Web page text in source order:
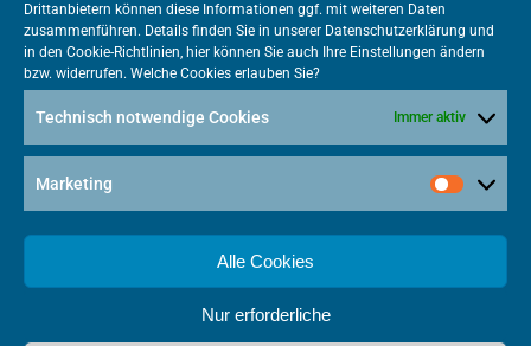
Drittanbietern können diese Informationen ggf. mit weiteren Daten
zusammenführen. Details finden Sie in unserer Datenschutzerklärung und
in den Cookie-Richtlinien, hier können Sie auch Ihre Einstellungen ändern
bzw. widerrufen. Welche Cookies erlauben Sie?
Technisch notwendige Cookies Immer aktiv
Marketing
Alle Cookies
Nur erforderliche
berlin@vatm.de
VATM-Büro Brüssel